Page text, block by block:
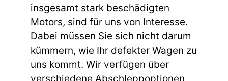
insgesamt stark beschädigten
Motors, sind für uns von Interesse.
Dabei müssen Sie sich nicht darum
kümmern, wie Ihr defekter Wagen zu
uns kommt. Wir verfügen über
verschiedene Abschleppoptionen